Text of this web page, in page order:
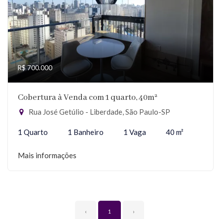
R$ 700.000
Cobertura à Venda com 1 quarto, 40m²
Rua José Getúlio - Liberdade, São Paulo-SP
1 Quarto 1 Banheiro 1 Vaga 40 m²
Mais informações
‹ 1 ›